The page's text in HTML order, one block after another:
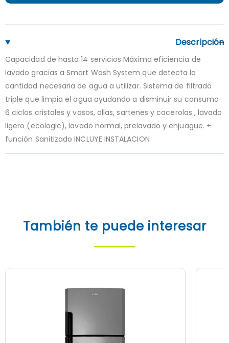
Descripción
Capacidad de hasta 14 servicios Máxima eficiencia de
lavado gracias a Smart Wash System que detecta la
cantidad necesaria de agua a utilizar. Sistema de filtrado
triple que limpia el agua ayudando a disminuir su consumo
6 ciclos cristales y vasos, ollas, sartenes y cacerolas , lavado
ligero (ecologic), lavado normal, prelavado y enjuague. +
función Sanitizado INCLUYE INSTALACION
También te puede interesar